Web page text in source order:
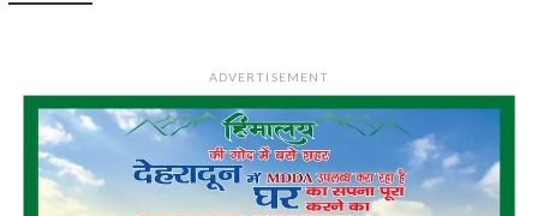
ADVERTISEMENT